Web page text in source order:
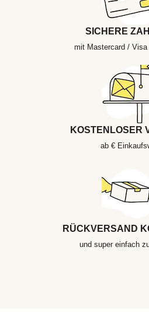
SICHERE
mit Mastercard / Visa
KOSTENLOSER
ab €
RÜCKVERSAND
und super einfach